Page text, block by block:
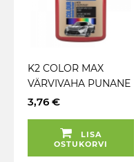
K2 COLOR MAX
VÄRVIVAHA PUNANE
200ML
3,76 €
LISA
OSTUKORVI